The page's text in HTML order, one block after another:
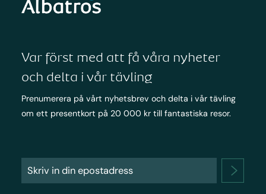
Var först med att få våra nyheter
och delta i vår tävling
Prenumerera på vårt nyhetsbrev och delta i vår tävling
om ett presentkort på 20 000 kr till fantastiska resor.